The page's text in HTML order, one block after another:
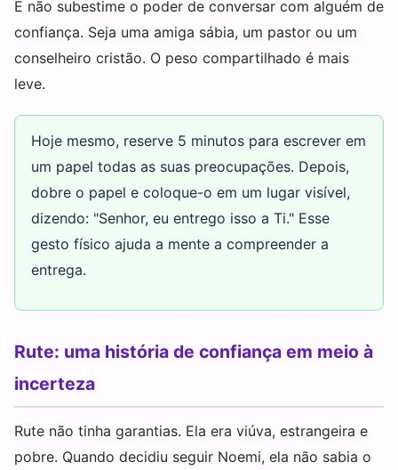
E não subestime o poder de conversar com alguém de
confiança. Seja uma amiga sábia, um pastor ou um
conselheiro cristão. O peso compartilhado é mais
leve.
Hoje mesmo, reserve 5 minutos para escrever em
um papel todas as suas preocupações. Depois,
dobre o papel e coloque-o em um lugar visível,
dizendo: "Senhor, eu entrego isso a Ti." Esse
gesto físico ajuda a mente a compreender a
entrega.
Rute: uma história de confiança em meio à
incerteza
Rute não tinha garantias. Ela era viúva, estrangeira e
pobre. Quando decidiu seguir Noemi, ela não sabia o